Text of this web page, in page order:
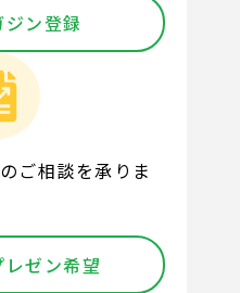
ン登録
ご相談を承りま
ゼン希望